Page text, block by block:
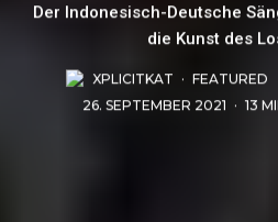
Der Indonesisch-Deutsche
die Kunst des
XPLICITKAT · FEATURED
26. SEPTEMBER 2021 · 13